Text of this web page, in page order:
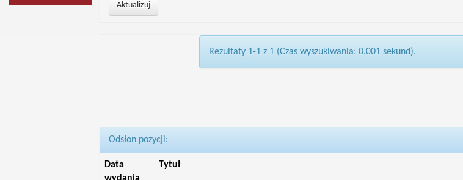
Rezultaty 1-1 z 1 (Czas wyszukiwania: 0.001 sekund).
Odsłon pozycji:
Data
Tytuł